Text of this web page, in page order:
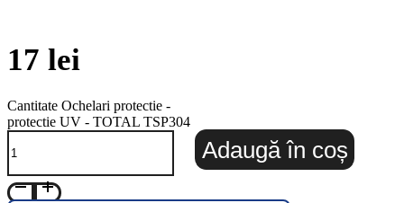
17 lei
Cantitate Ochelari protectie -
protectie UV - TOTAL TSP304
Adaugă în coș